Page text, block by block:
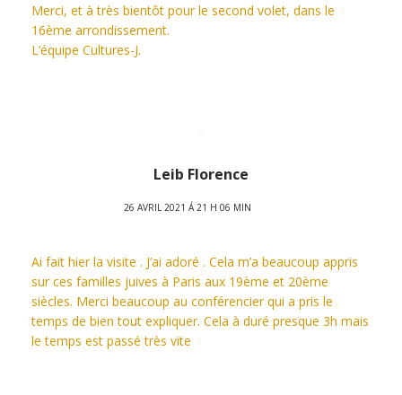
Merci, et à très bientôt pour le second volet, dans le
16ème arrondissement.
L’équipe Cultures-J.
Leib Florence
26 AVRIL 2021 Á 21 H 06 MIN
Ai fait hier la visite . J’ai adoré . Cela m’a beaucoup appris
sur ces familles juives à Paris aux 19ème et 20ème
siècles. Merci beaucoup au conférencier qui a pris le
temps de bien tout expliquer. Cela à duré presque 3h mais
le temps est passé très vite